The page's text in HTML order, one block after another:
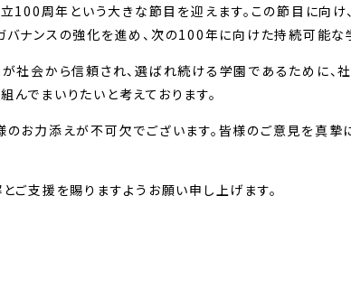
周年という大きな節目を迎えます。この節目に向け
ナンスの強化を進め、次の100年に向けた持続可能な
社会から信頼され、選ばれ続ける学園であるために
でまいりたいと考えております。
お力添えが不可欠でございます。皆様のご意見を真
ご支援を賜りますようお願い申し上げます。